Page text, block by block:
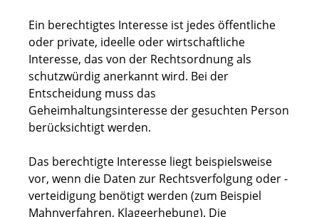
Ein berechtigtes Interesse ist jedes öffentliche
oder private, ideelle oder wirtschaftliche
Interesse, das von der Rechtsordnung als
schutzwürdig anerkannt wird. Bei der
Entscheidung muss das
Geheimhaltungsinteresse der gesuchten Person
berücksichtigt werden.
Das berechtigte Interesse liegt beispielsweise
vor, wenn die Daten zur Rechtsverfolgung oder -
verteidigung benötigt werden (zum Beispiel
Mahnverfahren, Klageerhebung). Die